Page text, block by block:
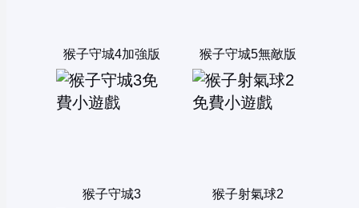
猴子守城4加強版 猴子守城5無敵版
猴子守城3 猴子射氣球2